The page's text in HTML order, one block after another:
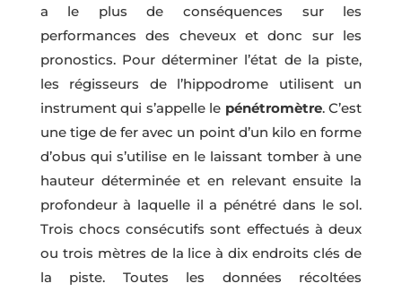
a le plus de conséquences sur les
performances des cheveux et donc sur les
pronostics. Pour déterminer l’état de la piste,
les régisseurs de l’hippodrome utilisent un
instrument qui s’appelle le pénétromètre. C’est
une tige de fer avec un point d’un kilo en forme
d’obus qui s’utilise en le laissant tomber à une
hauteur déterminée et en relevant ensuite la
profondeur à laquelle il a pénétré dans le sol.
Trois chocs consécutifs sont effectués à deux
ou trois mètres de la lice à dix endroits clés de
la piste. Toutes les données récoltées